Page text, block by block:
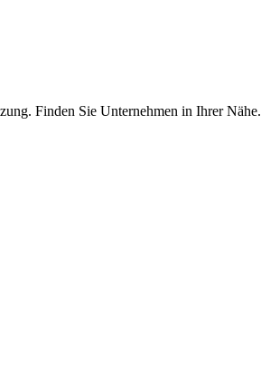
Finden Sie Unternehmen in Ihrer Nähe.